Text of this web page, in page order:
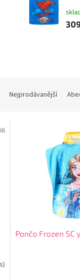
Nejprodávanější
Pončo Frozen SC